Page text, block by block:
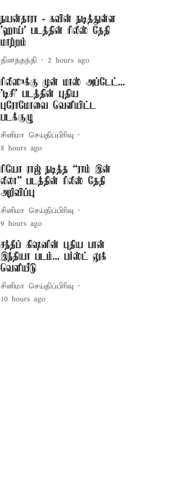
நயன்தாரா - கவின் நடித்துள்ள
'ஹாய்' படத்தின் ரிலீஸ் தேதி
மாற்றம்
தினத்தந்தி 2 hours ago
ரிலீஸுக்கு முன் மாஸ் அப்டேட்...
'டிசி' படத்தின் புதிய
புரோமோவை வெளியிட்ட
படக்குழு
சினிமா செய்திப்பிரிவு
8 hours ago
ரியோ ராஜ் நடித்த “ராம் இன்
லீலா” படத்தின் ரிலீஸ் தேதி
அறிவிப்பு
சினிமா செய்திப்பிரிவு
9 hours ago
சந்தீப் கிஷனின் புதிய பான்
இந்தியா படம்... பர்ஸ்ட் லுக்
வெளியீடு
சினிமா செய்திப்பிரிவு
10 hours ago